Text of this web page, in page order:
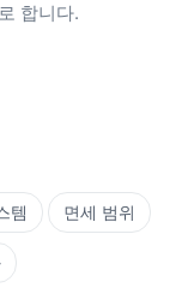
합니다.
템 면세 범위